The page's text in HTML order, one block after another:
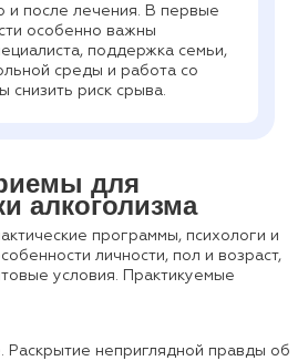
и после лечения. В первые
особенно важны
поддержка семьи,
среды и работа со
снизить риск срыва.
для
алкоголизма
программы, психологи и
личности, пол и возраст,
условия. Практикуемые
Раскрытие неприглядной правды об